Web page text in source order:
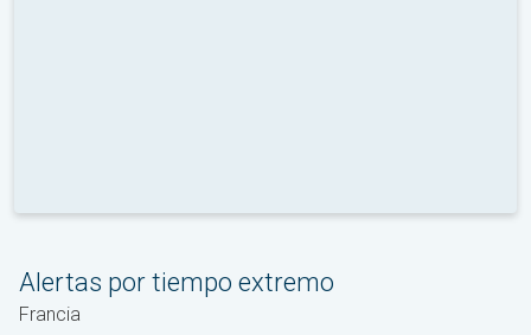
Alertas por tiempo extremo
Francia